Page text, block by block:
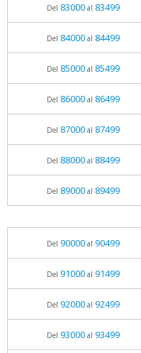
Del 83000al 83499
Del 84000al 84499
Del 85000al 85499
Del 86000al 86499
Del 87000al 87499
Del 88000al 88499
Del 89000al 89499
Del 90000al 90499
Del 91000al 91499
Del 92000al 92499
Del 93000al 93499